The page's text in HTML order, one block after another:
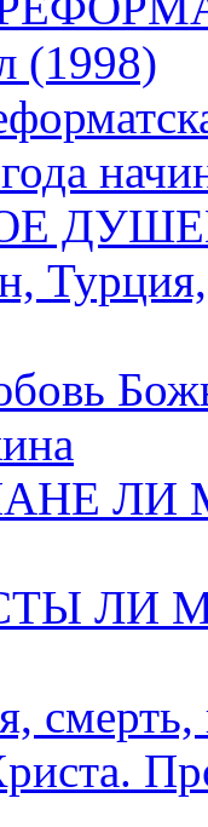
(1998)
ЛИ
ЛИ
смерть,